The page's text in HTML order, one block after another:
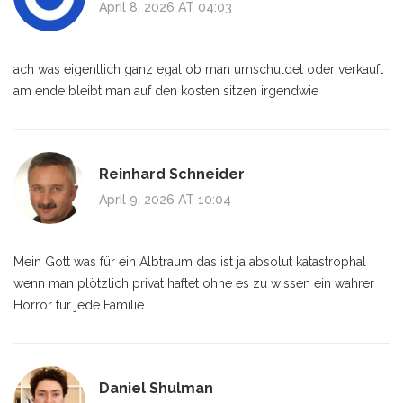
April 8, 2026 AT 04:03
ach was eigentlich ganz egal ob man umschuldet oder verkauft
am ende bleibt man auf den kosten sitzen irgendwie
Reinhard Schneider
April 9, 2026 AT 10:04
Mein Gott was für ein Albtraum das ist ja absolut katastrophal
wenn man plötzlich privat haftet ohne es zu wissen ein wahrer
Horror für jede Familie
Daniel Shulman